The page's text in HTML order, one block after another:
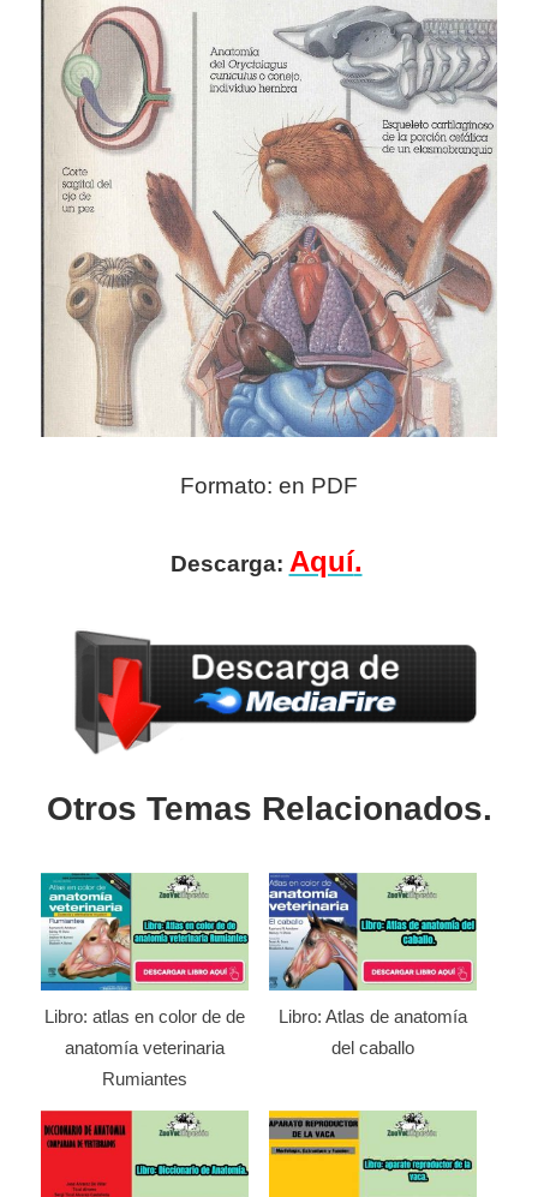
Formato: en PDF
Descarga: Aquí.
Otros Temas Relacionados.
Libro: atlas en color de de
anatomía veterinaria
Rumiantes
Libro: Atlas de anatomía
del caballo